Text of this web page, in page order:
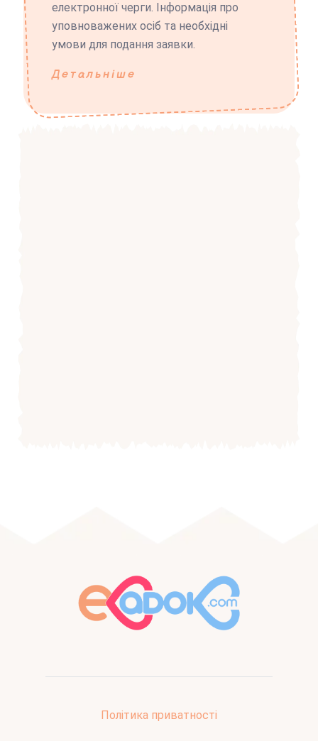
електронної черги. Інформація про
уповноважених осіб та необхідні
умови для подання заявки.
Детальніше
Політика приватності